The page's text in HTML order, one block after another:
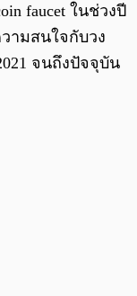
faucet ในช่วงปี
ามสนใจกับวง
จนถึงปัจจุบัน